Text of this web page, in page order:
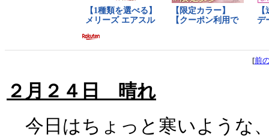
[前
２月２４日 晴れ
今日はちょっと寒いような